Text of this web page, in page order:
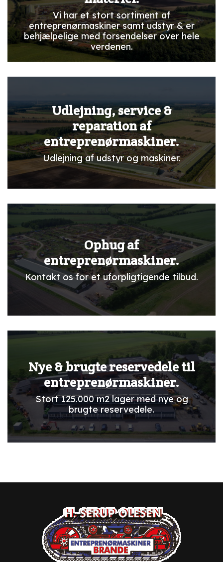
Vi har et stort sortiment af
entreprenørmaskiner samt udstyr & er
behjælpelige med forsendelser over hele
verdenen.
Udlejning, service &
reparation af
entreprenørmaskiner.
Udlejning af udstyr og maskiner.
Ophug af
entreprenørmaskiner.
Kontakt os for et uforpligtigende tilbud.
Nye & brugte reservedele til
entreprenørmaskiner.
Stort 125.000 m2 lager med nye og
brugte reservedele.